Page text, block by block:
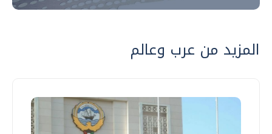
المزيد من عرب وعالم